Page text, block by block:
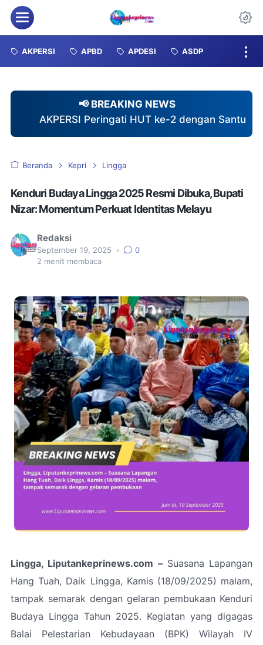
Menu
AKPERSI APBD APDESI ASDP
📢 BREAKING NEWS
HUT ke-2 dengan Santuni 40 Anak Yatim
Beranda Kepri Lingga
Kenduri Budaya Lingga 2025 Resmi Dibuka, Bupati
Nizar: Momentum Perkuat Identitas Melayu
Redaksi
September 19, 2025 •
0
2 menit membaca
Lingga, Liputankeprinews.com –Suasana Lapangan
Hang Tuah, Daik Lingga, Kamis (18/09/2025) malam,
tampak semarak dengan gelaran pembukaan Kenduri
Budaya Lingga Tahun 2025. Kegiatan yang digagas
Balai Pelestarian Kebudayaan (BPK) Wilayah IV